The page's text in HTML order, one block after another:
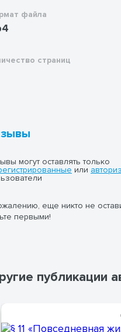
файла
страниц
могут оставлять только
или
еще никто не
первыми!
публикации